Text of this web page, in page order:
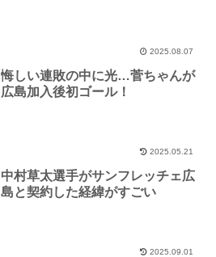
2025.08.07
悔しい連敗の中に光…菅ちゃんが
広島加入後初ゴール！
2025.05.21
中村草太選手がサンフレッチェ広
島と契約した経緯がすごい
2025.09.01